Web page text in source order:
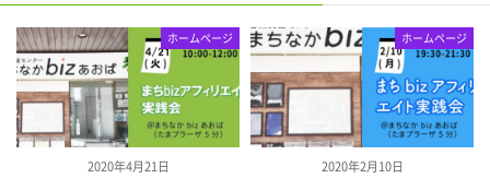
2020年4月21日
ホームページ
2020年2月10日
ホームページ